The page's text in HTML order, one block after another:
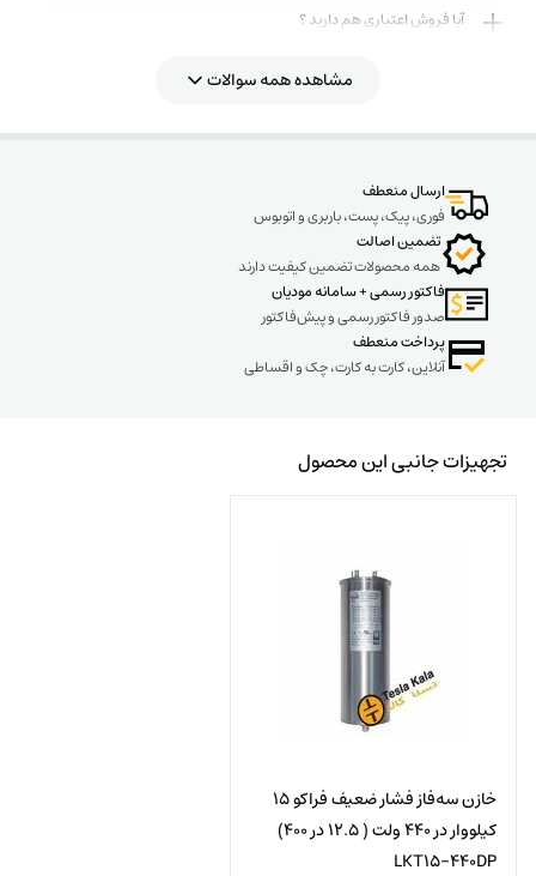
آیا فروش اعتباری هم دارید ؟
روش های ارسال کالا به چه صورت میباشد ؟
مشاهده همه سوالات
ارسال منعطف
فوری، پیک، پست، باربری و اتوبوس
تضمین اصالت
همه محصولات تضمین کیفیت دارند
فاکتور رسمی + سامانه مودیان
صدور فاکتور رسمی و پیش‌فاکتور
پرداخت منعطف
آنلاین، کارت به کارت، چک و اقساطی
تجهیزات جانبی این محصول
خازن سه‌فاز فشار ضعیف فراکو 15
کیلووار در 440 ولت ( 12.5 در 400)
LKT15-440DP